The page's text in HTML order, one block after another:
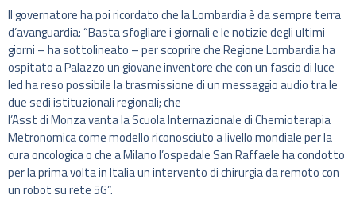
Il governatore ha poi ricordato che la Lombardia è da sempre terra
d’avanguardia: “Basta sfogliare i giornali e le notizie degli ultimi
giorni – ha sottolineato – per scoprire che Regione Lombardia ha
ospitato a Palazzo un giovane inventore che con un fascio di luce
led ha reso possibile la trasmissione di un messaggio audio tra le
due sedi istituzionali regionali; che
l’Asst di Monza vanta la Scuola Internazionale di Chemioterapia
Metronomica come modello riconosciuto a livello mondiale per la
cura oncologica o che a Milano l’ospedale San Raffaele ha condotto
per la prima volta in Italia un intervento di chirurgia da remoto con
un robot su rete 5G”.